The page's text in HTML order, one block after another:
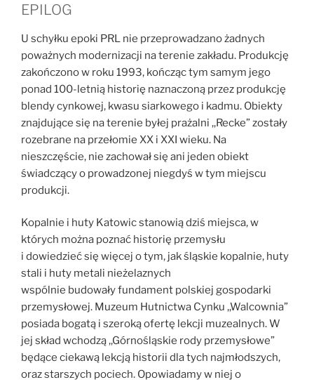
EPILOG
U schyłku epoki PRL nie przeprowadzano żadnych
poważnych modernizacji na terenie zakładu. Produkcję
zakończono w roku 1993, kończąc tym samym jego
ponad 100-letnią historię naznaczoną przez produkcję
blendy cynkowej, kwasu siarkowego i kadmu. Obiekty
znajdujące się na terenie byłej prażalni ,,Recke” zostały
rozebrane na przełomie XX i XXI wieku. Na
nieszczęście, nie zachował się ani jeden obiekt
świadczący o prowadzonej niegdyś w tym miejscu
produkcji.
Kopalnie i huty Katowic stanowią dziś miejsca, w
których można poznać historię przemysłu
i dowiedzieć się więcej o tym, jak śląskie kopalnie, huty
stali i huty metali nieżelaznych
wspólnie budowały fundament polskiej gospodarki
przemysłowej. Muzeum Hutnictwa Cynku ,,Walcownia”
posiada bogatą i szeroką ofertę lekcji muzealnych. W
jej skład wchodzą ,,Górnośląskie rody przemysłowe”
będące ciekawą lekcją historii dla tych najmłodszych,
oraz starszych pociech. Opowiadamy w niej o